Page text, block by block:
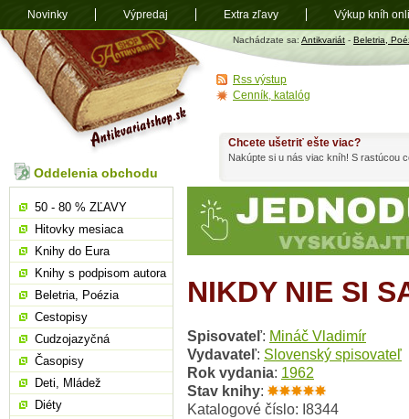
Antikvariát
shop.sk
Nachádzate sa: Antikvariát - Beletria,
NIKDY NIE SI
Spisovateľ: Mináč Vladimír
Vydavateľ: Slovenský spisovateľ
Rok vydania: 1962
Stav knihy:
Katalogové číslo: I8344
Chcete ušetriť ešte viac?
Nakúpte si u nás viac kníh! S rastúcou
Oddelenia obchodu
50 - 80 % ZĽAVY
Hitovky mesiaca
Knihy do Eura
Knihy s podpisom autora
Beletria, Poézia
Cestopisy
Cudzojazyčná
Časopisy
Deti, Mládež
Diéty
Rss výstup
Cenník, katalóg
Novinky Výpredaj Extra zľavy Výkup kníh